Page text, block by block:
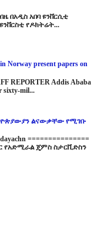
በአዲስ አበባ ዩንቨርሲቲ
የዶክትሬት...
Norway present papers on
REPORTER Addis Ababa
mil...
ልናውቃቸው የሚገቡ
===============
የአድሚራል ጄምስ ስታርቪድስን